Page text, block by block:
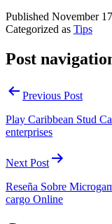
Published November
Categorized as Tips
Post
Previous Post
Play Caribbean Stud
enterprises
Next Post
Reseña Sobre
cargo Online